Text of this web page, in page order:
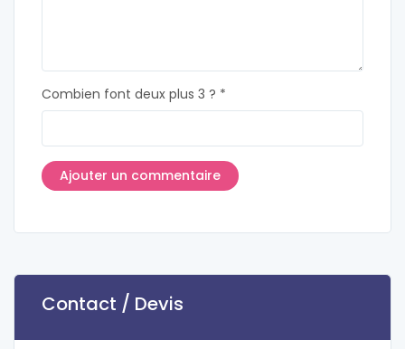
Combien font deux plus 3 ? *
Contact / Devis